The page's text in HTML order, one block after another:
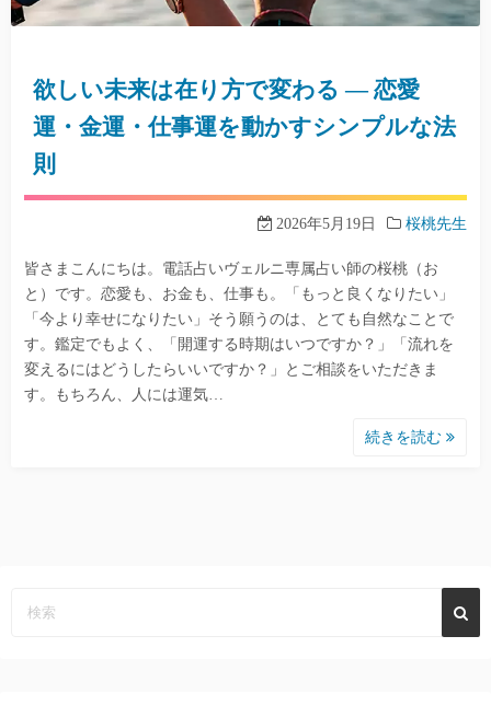
欲しい未来は在り方で変わる ― 恋愛
運・金運・仕事運を動かすシンプルな法
則
2026年5月19日 桜桃先生
皆さまこんにちは。電話占いヴェルニ専属占い師の桜桃（お
と）です。恋愛も、お金も、仕事も。「もっと良くなりたい」
「今より幸せになりたい」そう願うのは、とても自然なことで
す。鑑定でもよく、「開運する時期はいつですか？」「流れを
変えるにはどうしたらいいですか？」とご相談をいただきま
す。もちろん、人には運気…
続きを読む